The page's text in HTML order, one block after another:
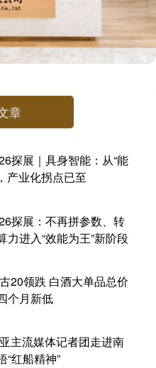
章
探展｜具身智能：从“能
产业化拐点已至
探展：不再拼参数、转
力进入“效能为王”新阶段
20领跌 白酒大单品总价
个月新低
主流媒体记者团走进南
“红船精神”